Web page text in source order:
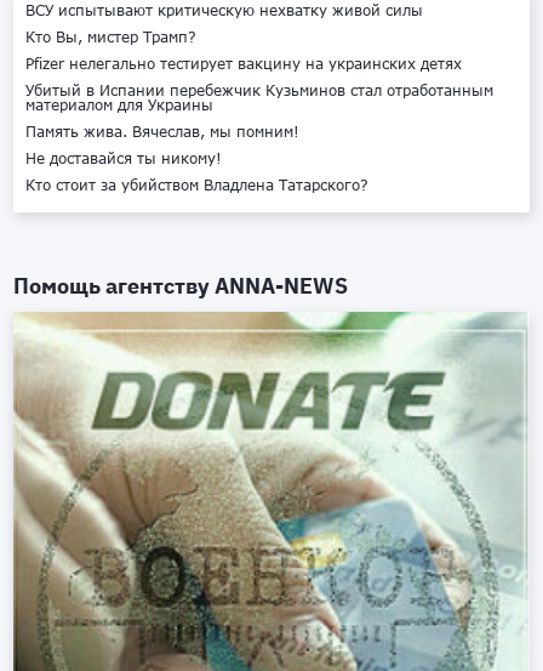
ВСУ испытывают критическую нехватку живой силы
Кто Вы, мистер Трамп?
Pfizer нелегально тестирует вакцину на украинских детях
Убитый в Испании перебежчик Кузьминов стал отработанным
материалом для Украины
Память жива. Вячеслав, мы помним!
Не доставайся ты никому!
Кто стоит за убийством Владлена Татарского?
Помощь агентствуANNA-NEWS